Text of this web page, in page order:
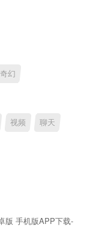
奇幻
视频 聊天
版 手机版APP下载-